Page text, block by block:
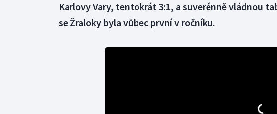
Karlovy Vary, tentokrát 3:1, a suverénně vládnou
se Žraloky byla vůbec první v ročníku.